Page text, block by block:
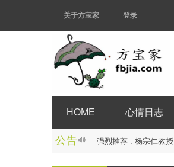
关于方宝家 登录
HOME 心情日志
公告 强烈推荐 : 杨宗仁教授